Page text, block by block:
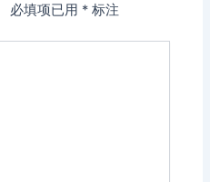
必填项已用 * 标注